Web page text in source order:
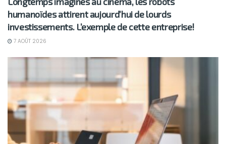
humanoïdes attirent aujourd’hui de lourds
investissements. L’exemple de cette entreprise!
7 AOÛT 2026